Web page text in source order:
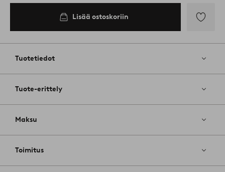
Lisää ostoskoriin
Tuotetiedot
Tuote-erittely
Maksu
Toimitus